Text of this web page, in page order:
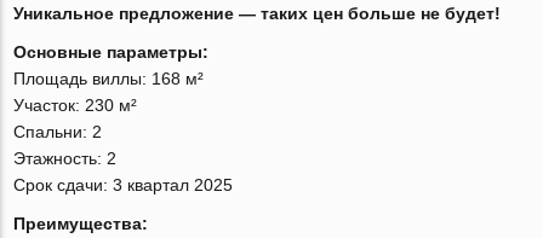
Уникальное предложение — таких цен больше не будет!
Основные параметры:
Площадь виллы: 168 м²
Участок: 230 м²
Спальни: 2
Этажность: 2
Срок сдачи: 3 квартал 2025
Преимущества: